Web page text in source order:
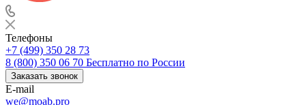
Телефоны
+7 (499) 350 28 73
8 (800) 350 06 70 Бесплатно по России
Заказать звонок
E-mail
we@moab.pro